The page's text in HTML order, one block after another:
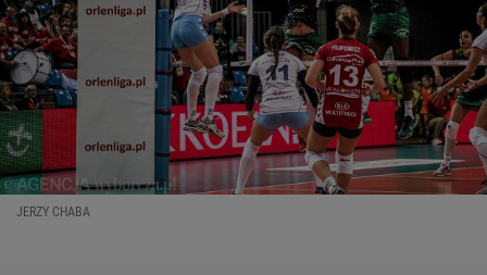
JERZY CHABA